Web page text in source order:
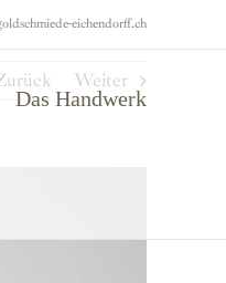
eichendorff.ch
Das Handwerk
Weiter